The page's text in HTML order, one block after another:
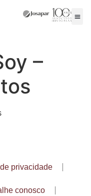
–
privacidade
conosco